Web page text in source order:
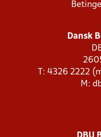
Dansk
T: 4326 2222
M: